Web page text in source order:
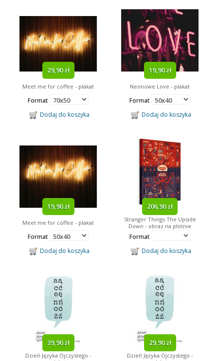
29,90 zł
Meet me for coffee - plakat
Format
Dodaj do koszyka
19,90 zł
Neonowe Love - plakat
Format
Dodaj do koszyka
19,90 zł
Meet me for coffee - plakat
Format
Dodaj do koszyka
206,90 zł
Stranger Things The Upside
Down - obraz na płótnie
Format
Dodaj do koszyka
39,90 zł
Dzień Języka Ojczystego -
29,90 zł
Dzień Języka Ojczystego -